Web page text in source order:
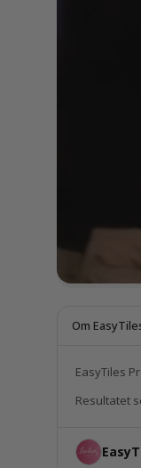
Om
EasyTiles
Resultatet